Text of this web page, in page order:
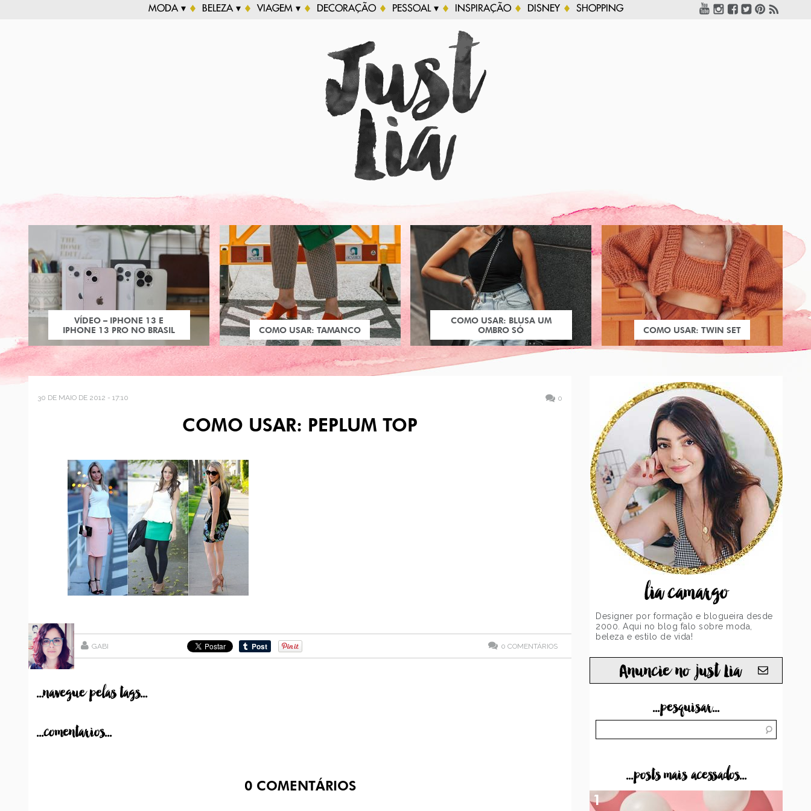
MODA ▾ BELEZA ▾ VIAGEM ▾ DECORAÇÃO PESSOAL ▾ INSPIRAÇÃO DISNEY SHOPPING
VÍDEO – IPHONE 13 E
IPHONE 13 PRO NO BRASIL
COMO USAR: TAMANCO
COMO USAR: BLUSA UM
OMBRO SÓ
COMO USAR: TWIN SET
30 DE MAIO DE 2012 - 17:10 0
COMO USAR: PEPLUM TOP
GABI 0 COMENTÁRIOS
...navegue pelas tags...
...comentarios...
0COMENTÁRIOS
lia camargo
Designer por formação e blogueira desde
2000. Aqui no blog falo sobre moda,
beleza e estilo de vida!
Anuncie no just Lia
...pesquisar...
...posts mais acessados...
1